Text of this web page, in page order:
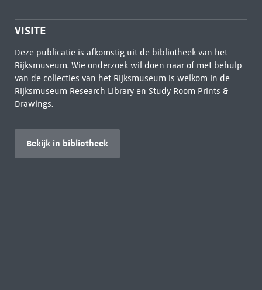
VISITE
Deze publicatie is afkomstig uit de bibliotheek van het
Rijksmuseum. Wie onderzoek wil doen naar of met behulp
van de collecties van het Rijksmuseum is welkom in de
Rijksmuseum Research Libraryen Study Room Prints &
Drawings.
Bekijk in bibliotheek